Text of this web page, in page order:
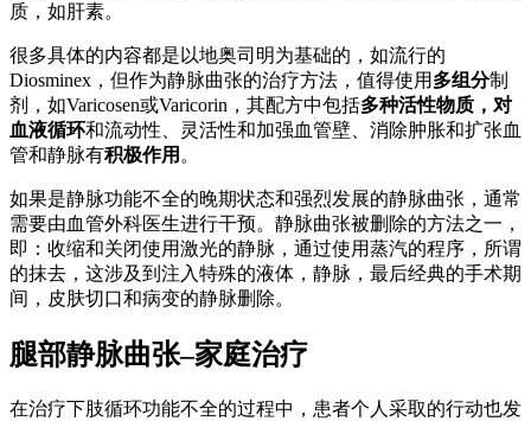
质，如肝素。
很多具体的内容都是以地奥司明为基础的，如流行的
Diosminex，但作为静脉曲张的治疗方法，值得使用 多组分制
剂，如Varicosen或Varicorin，其配方中包括多种活性物质，对
血液循环和流动性、灵活性和加强血管壁、消除肿胀和扩张血
管和静脉有积极作用 。
如果是静脉功能不全的晚期状态和强烈发展的静脉曲张，通常
需要由血管外科医生进行干预。静脉曲张被删除的方法之一，
即：收缩和关闭使用激光的静脉，通过使用蒸汽的程序，所谓
的抹去，这涉及到注入特殊的液体，静脉，最后经典的手术期
间，皮肤切口和病变的静脉删除。
腿部静脉曲张–家庭治疗
在治疗下肢循环功能不全的过程中，患者个人采取的行动也发